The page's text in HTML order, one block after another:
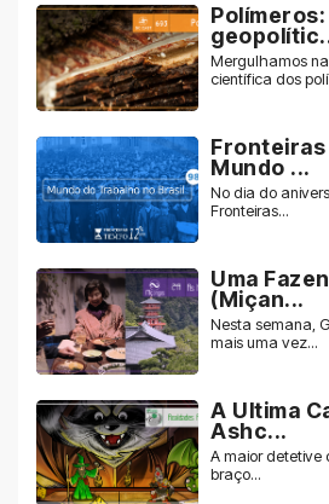
Mergulhamos
científica dos
Fronteiras
Mundo ...
No dia do
Fronteiras...
Uma
(Miçan...
Nesta semana,
mais uma vez...
A Ultima
Ashc...
A maior detetive
braço...